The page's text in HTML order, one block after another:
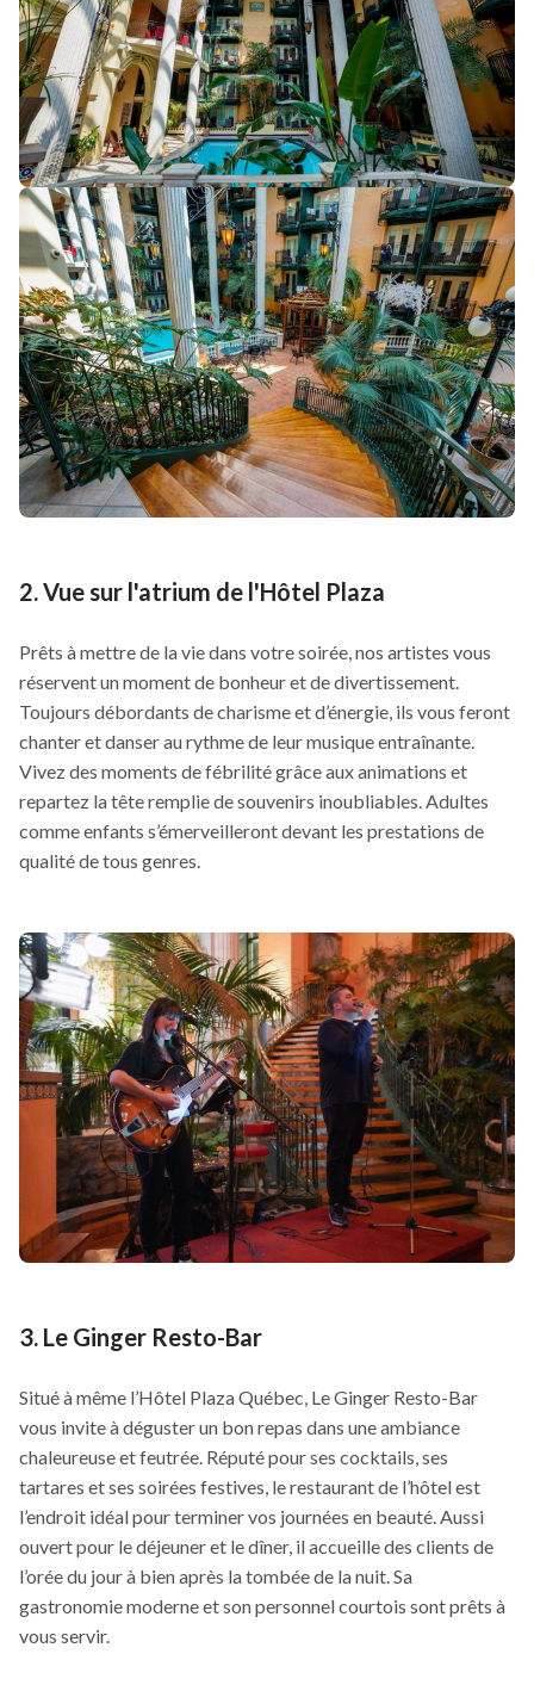
2. Vue sur l'atrium de l'Hôtel Plaza
Prêts à mettre de la vie dans votre soirée, nos artistes vous
réservent un moment de bonheur et de divertissement.
Toujours débordants de charisme et d’énergie, ils vous feront
chanter et danser au rythme de leur musique entraînante.
Vivez des moments de fébrilité grâce aux animations et
repartez la tête remplie de souvenirs inoubliables. Adultes
comme enfants s’émerveilleront devant les prestations de
qualité de tous genres.
3. Le Ginger Resto-Bar
Situé à même l’Hôtel Plaza Québec, Le Ginger Resto-Bar
vous invite à déguster un bon repas dans une ambiance
chaleureuse et feutrée. Réputé pour ses cocktails, ses
tartares et ses soirées festives, le restaurant de l’hôtel est
l’endroit idéal pour terminer vos journées en beauté. Aussi
ouvert pour le déjeuner et le dîner, il accueille des clients de
l’orée du jour à bien après la tombée de la nuit. Sa
gastronomie moderne et son personnel courtois sont prêts à
vous servir.